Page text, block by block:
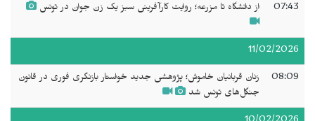
07:43 از دانشگاه تا مزرعه؛ روایت کارآفرینی سبز یک زن جوان در تونس
11/02/2026
08:09
زنان قربانیان خاموش؛ پژوهشی جدید خواستار بازنگری فوری در قانون
جنگل‌های تونس شد